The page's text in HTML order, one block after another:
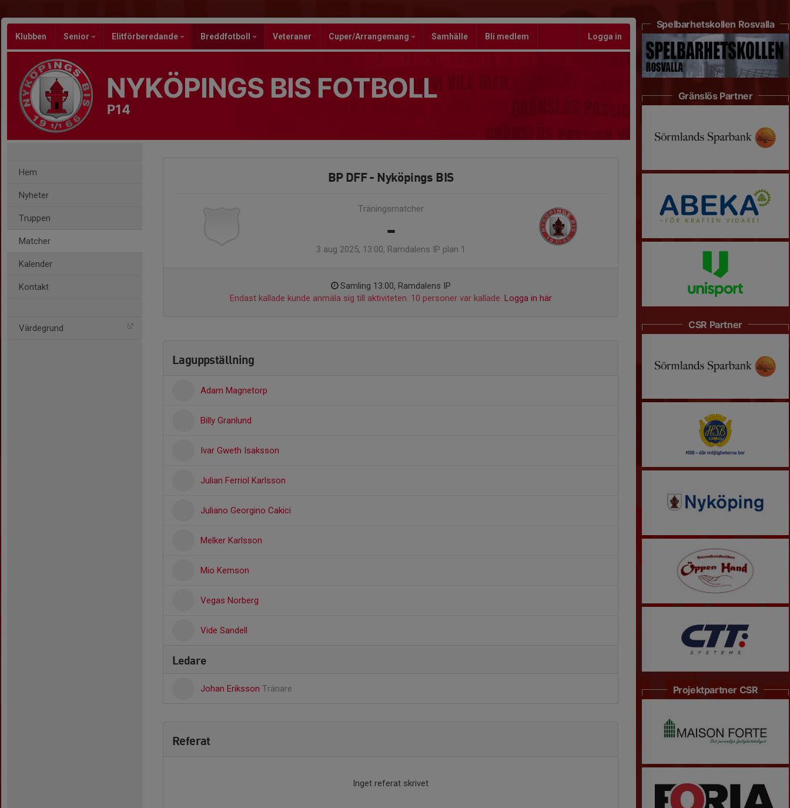
Klubben Senior Elitförberedande Breddfotboll Veteraner Cuper/Arrangemang Samhälle Bli medlem Logga in
NYKÖPINGS BIS FOTBOLL
P14
Hem
Nyheter
Truppen
Matcher
Kalender
Kontakt
Värdegrund
BP DFF - Nyköpings BIS
Träningsmatcher
-
3 aug 2025, 13:00, Ramdalens IP plan 1
Samling 13:00, Ramdalens IP
Endast kallade kunde anmäla sig till aktiviteten. 10 personer var kallade. Logga in här
Laguppställning
Adam Magnetorp
Billy Granlund
Ivar Gweth Isaksson
Julian Ferriol Karlsson
Juliano Georgino Cakici
Melker Karlsson
Mio Kemson
Vegas Norberg
Vide Sandell
Ledare
Johan Eriksson Tränare
Referat
Inget referat skrivet
Spelbarhetskollen Rosvalla
Gränslös Partner
CSR Partner
Projektpartner CSR